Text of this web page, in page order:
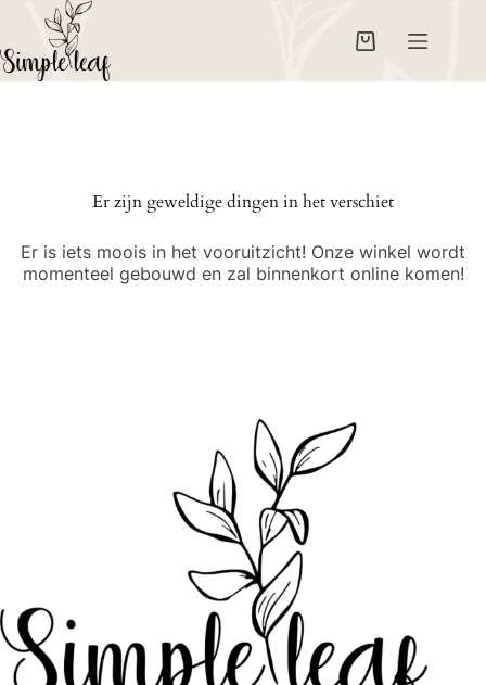
de
inhoud
Winkelwagen
Er zijn geweldige dingen in het verschiet
Er is iets moois in het vooruitzicht! Onze winkel wordt
momenteel gebouwd en zal binnenkort online komen!